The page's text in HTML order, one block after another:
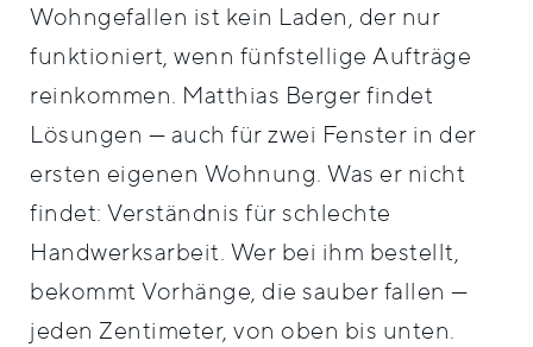
Wohngefallen ist kein Laden, der nur
funktioniert, wenn fünfstellige Aufträge
reinkommen. Matthias Berger findet
Lösungen — auch für zwei Fenster in der
ersten eigenen Wohnung. Was er nicht
findet: Verständnis für schlechte
Handwerksarbeit. Wer bei ihm bestellt,
bekommt Vorhänge, die sauber fallen —
jeden Zentimeter, von oben bis unten.